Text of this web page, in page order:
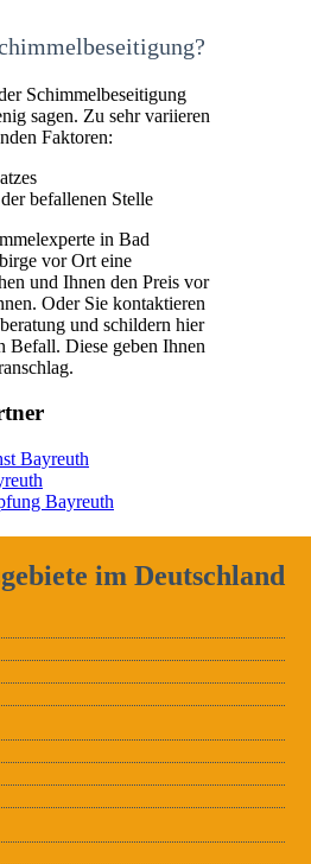
Schimmelbeseitigung
sagen. Zu sehr variieren
Faktoren:
befallenen Stelle
in Bad
vor Ort eine
und Ihnen den Preis vor
Oder Sie kontaktieren
und schildern hier
Befall. Diese geben Ihnen
Bayreuth
Bayreuth
im Deutschland